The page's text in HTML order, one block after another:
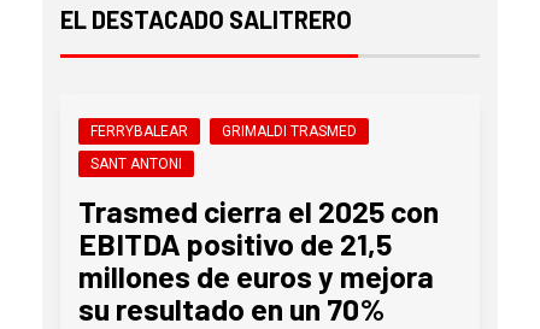
EL DESTACADO SALITRERO
FERRYBALEAR
GRIMALDI TRASMED
SANT ANTONI
Trasmed cierra el 2025 con
EBITDA positivo de 21,5
millones de euros y mejora
su resultado en un 70%